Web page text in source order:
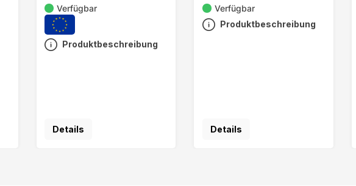
Verfügbar
Produktbeschreibung
Details
Verfügbar
Produktbeschreibung
Details